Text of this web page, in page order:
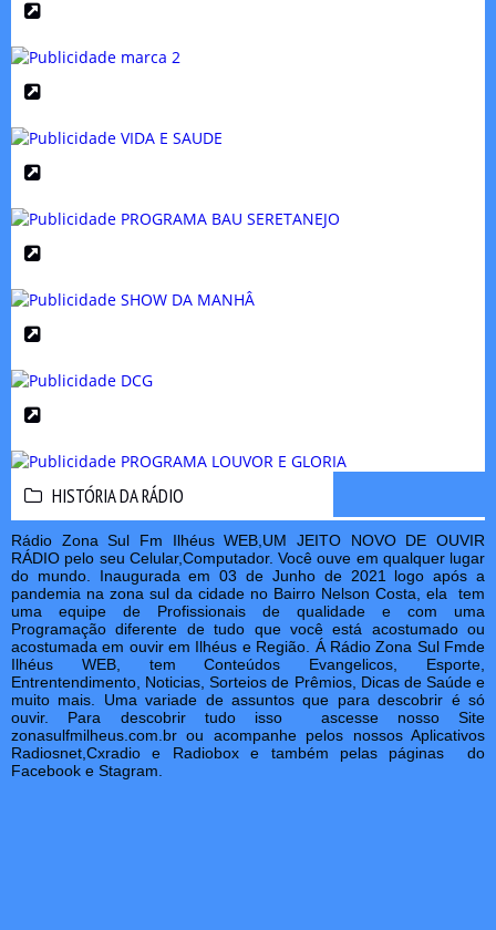
HISTÓRIA DA RÁDIO
Rádio Zona Sul Fm Ilhéus WEB,UM JEITO NOVO DE OUVIR
RÁDIO pelo seu Celular,Computador. Você ouve em qualquer lugar
do mundo. Inaugurada em 03 de Junho de 2021 logo após a
pandemia na zona sul da cidade no Bairro Nelson Costa, ela tem
uma equipe de Profissionais de qualidade e com uma
Programação diferente de tudo que você está acostumado ou
acostumada em ouvir em Ilhéus e Região. Á Rádio Zona Sul Fmde
Ilhéus WEB, tem Conteúdos Evangelicos, Esporte,
Entrentendimento, Noticias, Sorteios de Prêmios, Dicas de Saúde e
muito mais. Uma variade de assuntos que para descobrir é só
ouvir. Para descobrir tudo isso ascesse nosso Site
zonasulfmilheus.com.br ou acompanhe pelos nossos Aplicativos
Radiosnet,Cxradio e Radiobox e também pelas páginas do
Facebook e Stagram.